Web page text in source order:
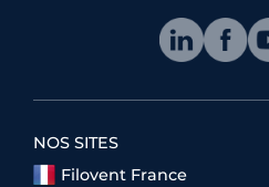
NOS SITES
Filovent France